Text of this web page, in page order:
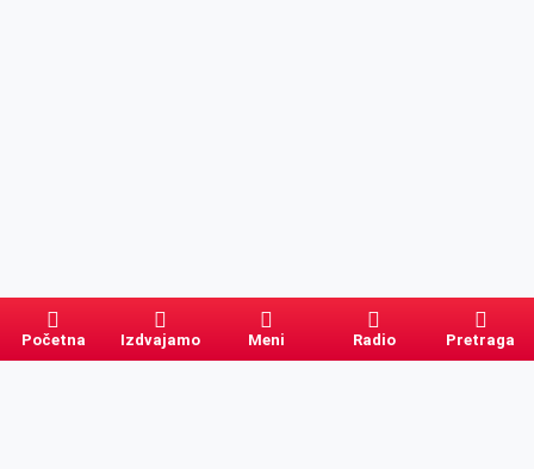
Početna Izdvajamo Meni Radio Pretraga